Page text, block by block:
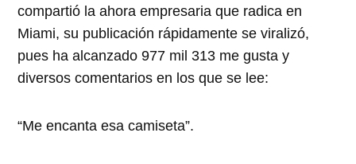
compartió la ahora empresaria que radica en
Miami, su publicación rápidamente se viralizó,
pues ha alcanzado 977 mil 313 me gusta y
diversos comentarios en los que se lee:
“Me encanta esa camiseta”.